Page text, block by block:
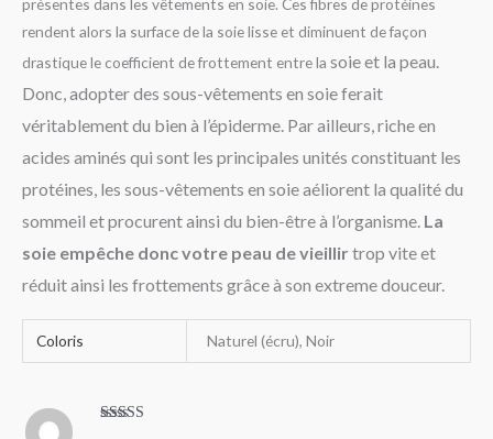
présentes dans les vêtements en soie. Ces fibres de protéines
rendent alors la surface de la soie lisse et diminuent de façon
drastique le coefficient de frottement entre la soie et la peau.
Donc, adopter des sous-vêtements en soie ferait
véritablement du bien à l’épiderme. Par ailleurs, riche en
acides aminés qui sont les principales unités constituant les
protéines, les sous-vêtements en soie aéliorent la qualité du
sommeil et procurent ainsi du bien-être à l’organisme. La
soie empêche donc votre peau de vieillir trop vite et
réduit ainsi les frottements grâce à son extreme douceur.
Coloris Naturel (écru), Noir